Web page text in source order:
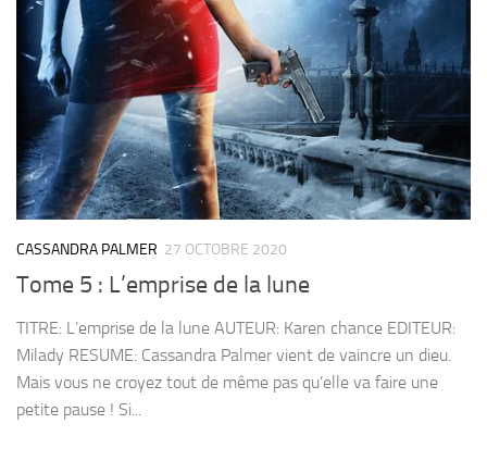
CASSANDRA PALMER 27 OCTOBRE 2020
Tome 5 : L’emprise de la lune
TITRE: L’emprise de la lune AUTEUR: Karen chance EDITEUR:
Milady RESUME: Cassandra Palmer vient de vaincre un dieu.
Mais vous ne croyez tout de même pas qu’elle va faire une
petite pause ! Si...